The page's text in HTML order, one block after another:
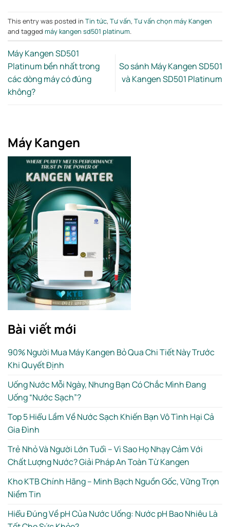
This entry was posted in Tin tức, Tư vấn, Tư vấn chọn máy Kangen
and tagged máy kangen sd501 platinum
Máy Kangen SD501
Platinum bền nhất trong
các dòng máy có đúng
không?
So sánh Máy Kangen SD501
và Kangen SD501 Platinum
Máy Kangen
Bài viết mới
90% Người Mua Máy Kangen Bỏ Qua Chi Tiết Này Trước
Khi Quyết Định
Uống Nước Mỗi Ngày, Nhưng Bạn Có Chắc Mình Đang
Uống “Nước Sạch”?
Top 5 Hiểu Lầm Về Nước Sạch Khiến Bạn Vô Tình Hại Cả
Gia Đình
Trẻ Nhỏ Và Người Lớn Tuổi – Vì Sao Họ Nhạy Cảm Với
Chất Lượng Nước? Giải Pháp An Toàn Từ Kangen
Kho KTB Chính Hãng – Minh Bạch Nguồn Gốc, Vững Trọn
Niềm Tin
Hiểu Đúng Về pH Của Nước Uống: Nước pH Bao Nhiêu Là